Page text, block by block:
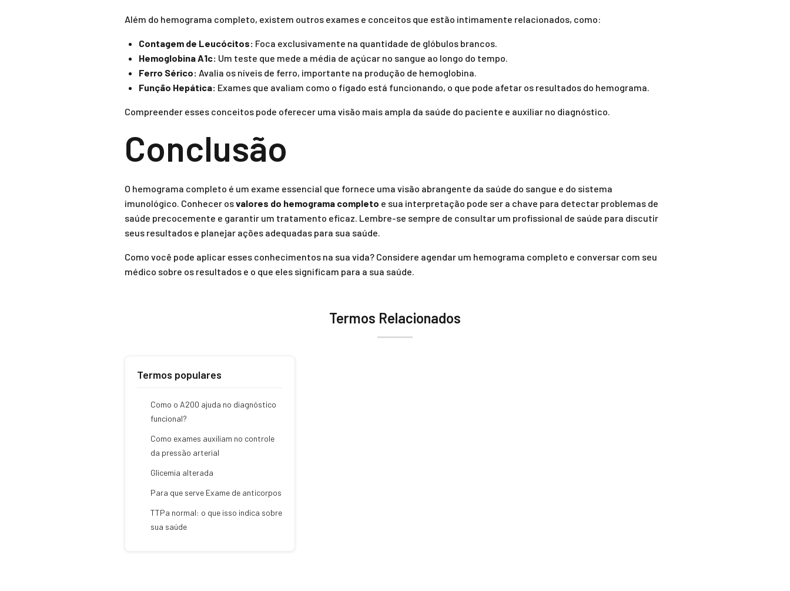
Além do hemograma completo, existem outros exames e conceitos que estão intimamente relacionados, como:
Contagem de Leucócitos: Foca exclusivamente na quantidade de glóbulos brancos.
Hemoglobina A1c: Um teste que mede a média de açúcar no sangue ao longo do tempo.
Ferro Sérico: Avalia os níveis de ferro, importante na produção de hemoglobina.
Função Hepática: Exames que avaliam como o fígado está funcionando, o que pode afetar os resultados do hemograma.
Compreender esses conceitos pode oferecer uma visão mais ampla da saúde do paciente e auxiliar no diagnóstico.
Conclusão
O hemograma completo é um exame essencial que fornece uma visão abrangente da saúde do sangue e do sistema
imunológico. Conhecer osvalores do hemograma completo e sua interpretação pode ser a chave para detectar problemas de
saúde precocemente e garantir um tratamento eficaz. Lembre-se sempre de consultar um profissional de saúde para discutir
seus resultados e planejar ações adequadas para sua saúde.
Como você pode aplicar esses conhecimentos na sua vida? Considere agendar um hemograma completo e conversar com seu
médico sobre os resultados e o que eles significam para a sua saúde.
Termos Relacionados
Termos populares
Como o A200 ajuda no diagnóstico
funcional?
Como exames auxiliam no controle
da pressão arterial
Glicemia alterada
Para que serve Exame de anticorpos
TTPa normal: o que isso indica sobre
sua saúde